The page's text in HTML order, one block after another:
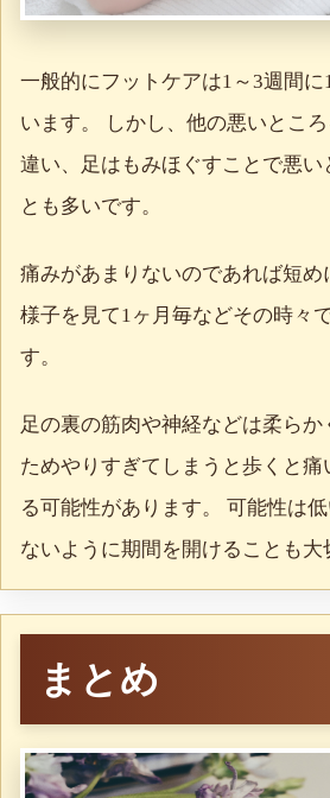
一般的にフットケアは1～3週間
います。 しかし、他の悪いとこ
違い、足はもみほぐすことで悪い
とも多いです。
痛みがあまりないのであれば短め
様子を見て1ヶ月毎などその時々
す。
足の裏の筋肉や神経などは柔ら
ためやりすぎてしまうと歩くと痛
る可能性があります。 可能性は
ないように期間を開けることも大
まとめ